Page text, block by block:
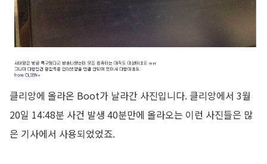
클리앙에 올라온 Boot가 날라간 사진입니다. 클리앙에서 3월
20일 14:48분 사건 발생 40분만에 올라오는 이런 사진들은 많
은 기사에서 사용되었었죠.